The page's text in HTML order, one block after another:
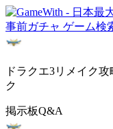
事前ガチャ ゲーム検
ドラクエ3リメイク
ク
掲示板Q&A